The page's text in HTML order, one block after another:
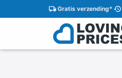
Gratisverzending*